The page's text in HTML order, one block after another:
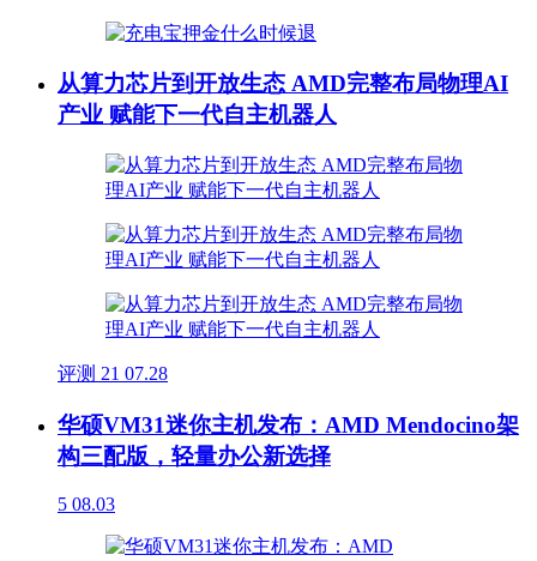
从算力芯片到开放生态 AMD完整布局物理AI
产业 赋能下一代自主机器人
评测 21 07.28
华硕VM31迷你主机发布：AMD Mendocino架
构三配版，轻量办公新选择
5 08.03